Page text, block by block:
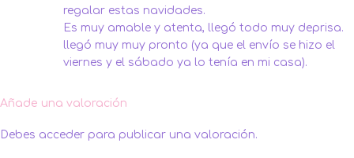
regalar estas navidades.
Es muy amable y atenta, llegó todo muy deprisa.
llegó muy muy pronto (ya que el envío se hizo el
viernes y el sábado ya lo tenía en mi casa).
Añade una valoración
Debes acceder para publicar una valoración.